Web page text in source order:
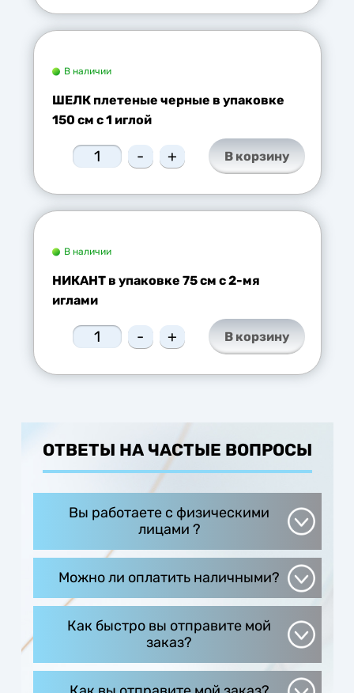
В наличии
ШЕЛК плетеные черные в упаковке
150 см с 1 иглой
- + В корзину
В наличии
НИКАНТ в упаковке 75 см с 2-мя
иглами
- + В корзину
ОТВЕТЫ НА ЧАСТЫЕ ВОПРОСЫ
Вы работаете с физическими
лицами ?
С физ.лицами мы не работаем
Можно ли оплатить наличными?
Оплата производится только с р/с по
выставленному счету.
Сертификаты, УПД, с/ф
Как быстро вы отправите мой
заказ?
Сроки проговариваются предварительно
на каждый заказ, в зависимости от